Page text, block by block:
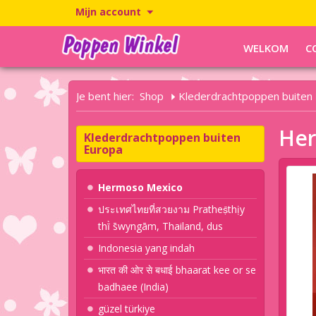
Mijn account
WELKOM
Je bent hier: Shop Klederdrachtpoppen buiten
Klederdrachtpoppen buiten
Europa
Hermoso Mexico
ประเทศไทยที่สวยงาม Pratheṣ̄thịy
thī̀ s̄wyngām, Thailand, dus
Indonesia yang indah
भारत की ओर से बधाई bhaarat kee or se
badhaee (India)
güzel türkiye